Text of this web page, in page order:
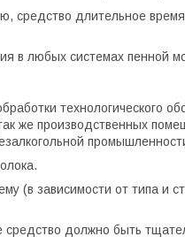
длительное время
любых системах пенной
технологического
же производственных
(в зависимости от типа и
должно быть